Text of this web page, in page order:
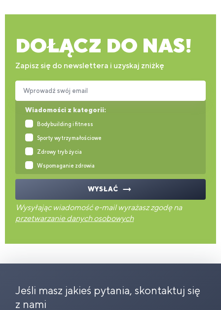
DOŁĄCZ DO NAS!
Zapisz się do newslettera i uzyskaj zniżkę
Wiadomości z kategorii:
Bodybuilding i fitness
Sporty wytrzymałościowe
Zdrowy tryb życia
Wspomaganie zdrowia
Wprowadź swój email
WYSŁAĆ
Wysyłając wiadomość e-mail wyrażasz zgodę na
przetwarzanie danych osobowych
Jeśli masz jakieś pytania, skontaktuj się
z nami